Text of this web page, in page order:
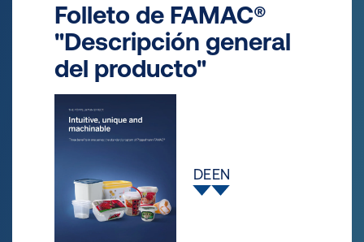
Folleto de FAMAC®
"Descripción general
del producto"
DEEN